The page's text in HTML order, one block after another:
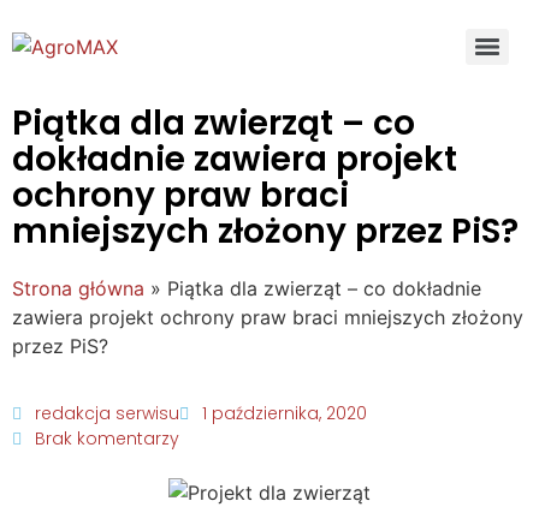
Piątka dla zwierząt – co
dokładnie zawiera projekt
ochrony praw braci
mniejszych złożony przez PiS?
Strona główna » Piątka dla zwierząt – co dokładnie
zawiera projekt ochrony praw braci mniejszych złożony
przez PiS?
redakcja serwisu
1 października, 2020
Brak komentarzy